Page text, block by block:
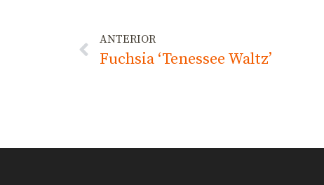
ANTERIOR
Fuchsia ‘Tenessee Waltz’